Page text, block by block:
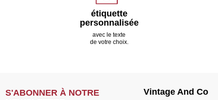
étiquette
personnalisée
avec le texte
de votre choix.
S'ABONNER À NOTRE
Vintage And Co